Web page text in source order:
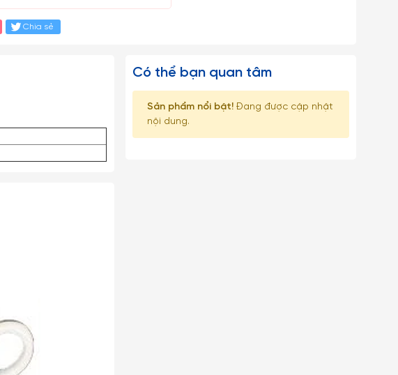
Chia sẻ
Có thể bạn quan tâm
Sản phẩm nổi bật!Đang được cập nhật
nội dung.